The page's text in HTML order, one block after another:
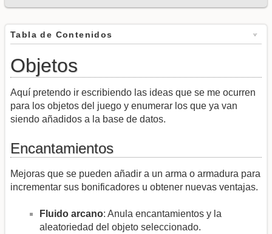
Tabla de Contenidos
Objetos
Aquí pretendo ir escribiendo las ideas que se me ocurren
para los objetos del juego y enumerar los que ya van
siendo añadidos a la base de datos.
Encantamientos
Mejoras que se pueden añadir a un arma o armadura para
incrementar sus bonificadores u obtener nuevas ventajas.
Fluido arcano: Anula encantamientos y la
aleatoriedad del objeto seleccionado.